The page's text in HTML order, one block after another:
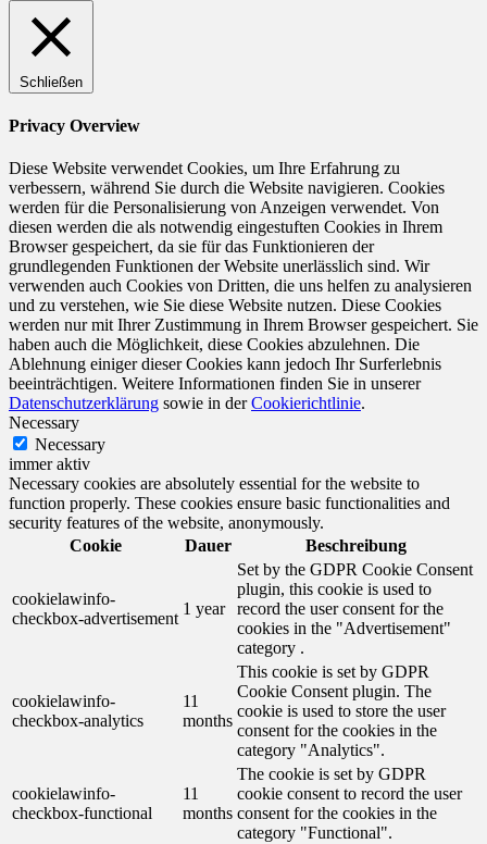
Schließen
Privacy Overview
Diese Website verwendet Cookies, um Ihre Erfahrung zu
verbessern, während Sie durch die Website navigieren. Cookies
werden für die Personalisierung von Anzeigen verwendet. Von
diesen werden die als notwendig eingestuften Cookies in Ihrem
Browser gespeichert, da sie für das Funktionieren der
grundlegenden Funktionen der Website unerlässlich sind. Wir
verwenden auch Cookies von Dritten, die uns helfen zu analysieren
und zu verstehen, wie Sie diese Website nutzen. Diese Cookies
werden nur mit Ihrer Zustimmung in Ihrem Browser gespeichert. Sie
haben auch die Möglichkeit, diese Cookies abzulehnen. Die
Ablehnung einiger dieser Cookies kann jedoch Ihr Surferlebnis
beeinträchtigen. Weitere Informationen finden Sie in unserer
Datenschutzerklärung sowie in derCookierichtlinie.
Necessary
Necessary
immer aktiv
Necessary cookies are absolutely essential for the website to
function properly. These cookies ensure basic functionalities and
security features of the website, anonymously.
Cookie
Dauer Beschreibung
cookielawinfo-
checkbox-advertisement
1 year
Set by the GDPR Cookie Consent
plugin, this cookie is used to
record the user consent for the
cookies in the "Advertisement"
category .
cookielawinfo-
checkbox-analytics
11
months
This cookie is set by GDPR
Cookie Consent plugin. The
cookie is used to store the user
consent for the cookies in the
category "Analytics".
cookielawinfo-
checkbox-functional
11
months
The cookie is set by GDPR
cookie consent to record the user
consent for the cookies in the
category "Functional".